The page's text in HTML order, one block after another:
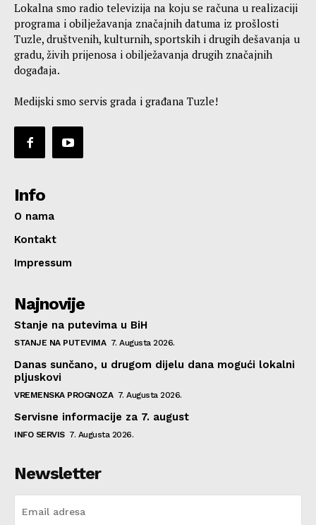
Lokalna smo radio televizija na koju se računa u realizaciji
programa i obilježavanja značajnih datuma iz prošlosti
Tuzle, društvenih, kulturnih, sportskih i drugih dešavanja u
gradu, živih prijenosa i obilježavanja drugih značajnih
događaja.
Medijski smo servis grada i građana Tuzle!
Info
O nama
Kontakt
Impressum
Najnovije
Stanje na putevima u BiH
STANJE NA PUTEVIMA 7. Augusta 2026.
Danas sunčano, u drugom dijelu dana mogući lokalni
pljuskovi
VREMENSKA PROGNOZA 7. Augusta 2026.
Servisne informacije za 7. august
INFO SERVIS 7. Augusta 2026.
Newsletter